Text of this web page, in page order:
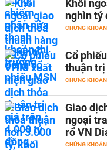
Khối
nghìn tỷ
CHỨNG KHOÁN
Cổ
thuận trị
CHỨNG KHOÁN
Giao
ngoại
rổ VN
CHỨNG KHOÁN